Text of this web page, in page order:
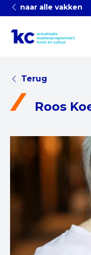
naar alle vakken
Terug
Roos